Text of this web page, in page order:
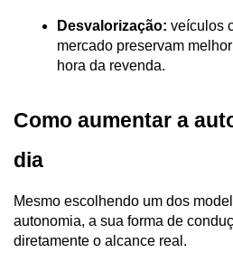
Desvalorização: veículos
mercado preservam
hora da revenda.
Como aumentar a
dia
Mesmo escolhendo um dos
autonomia, a sua forma de
diretamente o alcance real.